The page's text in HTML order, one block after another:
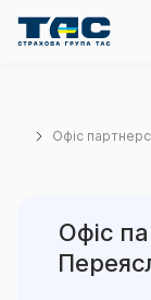
Офіс
Офіс